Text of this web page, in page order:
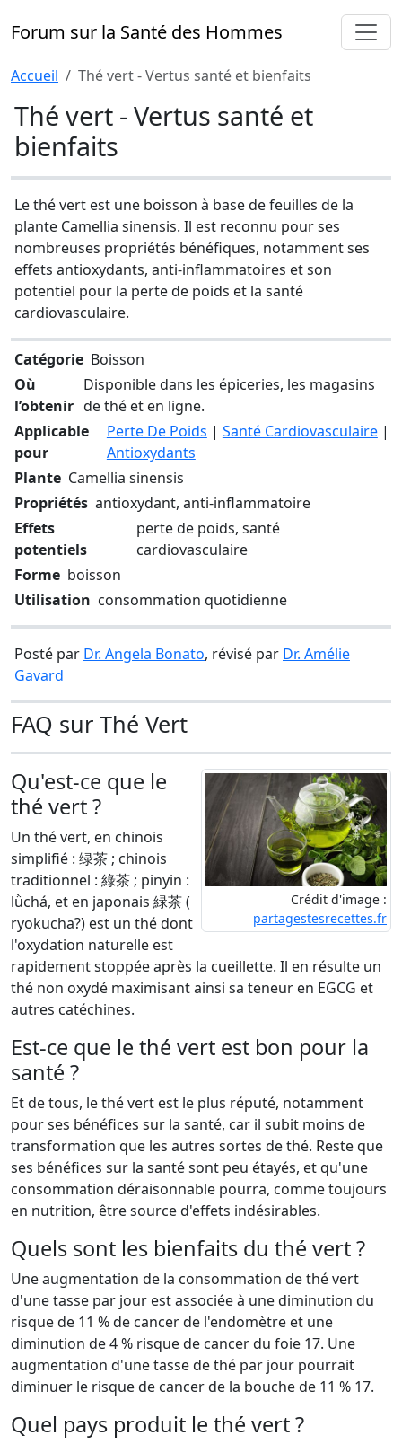
Forum sur la Santé des Hommes
Accueil Thé vert - Vertus santé et bienfaits
Thé vert - Vertus santé et
bienfaits
Le thé vert est une boisson à base de feuilles de la
plante Camellia sinensis. Il est reconnu pour ses
nombreuses propriétés bénéfiques, notamment ses
effets antioxydants, anti-inflammatoires et son
potentiel pour la perte de poids et la santé
cardiovasculaire.
Catégorie Boisson
Où
l’obtenir
Disponible dans les épiceries, les magasins
de thé et en ligne.
Applicable
pour
Perte De Poids | Santé Cardiovasculaire|
Antioxydants
Plante Camellia sinensis
Propriétés antioxydant, anti-inflammatoire
Effets
potentiels
perte de poids, santé
cardiovasculaire
Forme boisson
Utilisation consommation quotidienne
Posté par Dr. Angela Bonato, révisé par Dr. Amélie
Gavard
FAQ sur Thé Vert
Crédit d'image :
partagestesrecettes.fr
Qu'est-ce que le
thé vert ?
Un thé vert, en chinois
simplifié : 绿茶 ; chinois
traditionnel : 綠茶 ; pinyin :
lǜchá, et en japonais 緑茶 (
ryokucha?) est un thé dont
l'oxydation naturelle est
rapidement stoppée après la cueillette. Il en résulte un
thé non oxydé maximisant ainsi sa teneur en EGCG et
autres catéchines.
Est-ce que le thé vert est bon pour la
santé ?
Et de tous, le thé vert est le plus réputé, notamment
pour ses bénéfices sur la santé, car il subit moins de
transformation que les autres sortes de thé. Reste que
ses bénéfices sur la santé sont peu étayés, et qu'une
consommation déraisonnable pourra, comme toujours
en nutrition, être source d'effets indésirables.
Quels sont les bienfaits du thé vert ?
Une augmentation de la consommation de thé vert
d'une tasse par jour est associée à une diminution du
risque de 11 % de cancer de l'endomètre et une
diminution de 4 % risque de cancer du foie 17. Une
augmentation d'une tasse de thé par jour pourrait
diminuer le risque de cancer de la bouche de 11 % 17.
Quel pays produit le thé vert ?